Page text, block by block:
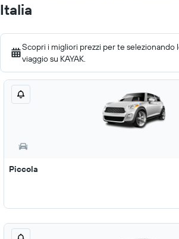
Italia
Scopri i migliori prezzi per te selezionando
viaggio su KAYAK.
Piccola